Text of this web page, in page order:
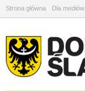
Strona główna Dla mediów